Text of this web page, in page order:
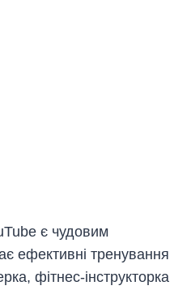
є чудовим
ефективні тренування
фітнес-інструкторка